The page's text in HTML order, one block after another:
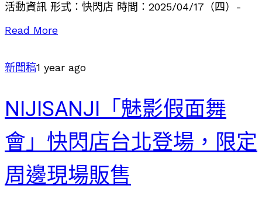
活動資訊 形式：快閃店 時間：2025/04/17（四）-
Read More
新聞稿1 year ago
NIJISANJI「魅影假面舞
會」快閃店台北登場，限定
周邊現場販售